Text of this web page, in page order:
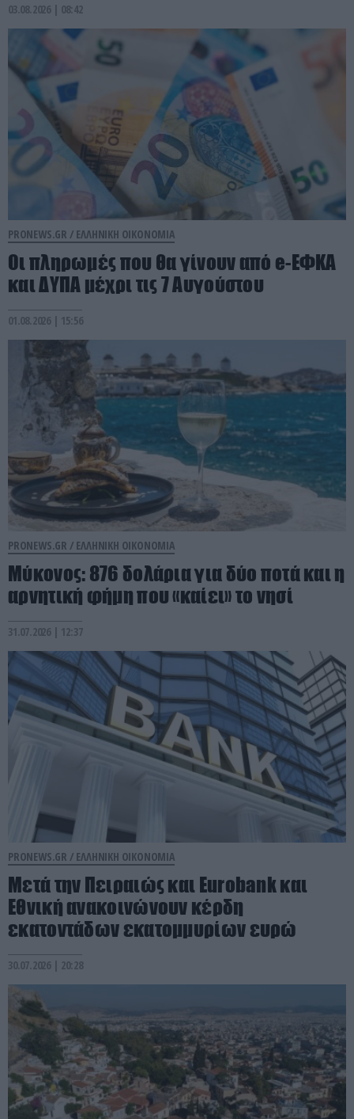
03.08.2026 | 08:42
PRONEWS.GR / ΕΛΛΗΝΙΚΗ ΟΙΚΟΝΟΜΙΑ
Οι πληρωμές που θα γίνουν από e-ΕΦΚΑ
και ΔΥΠΑ μέχρι τις 7 Αυγούστου
01.08.2026 | 15:56
PRONEWS.GR / ΕΛΛΗΝΙΚΗ ΟΙΚΟΝΟΜΙΑ
Μύκονος: 876 δολάρια για δύο ποτά και η
αρνητική φήμη που «καίει» το νησί
31.07.2026 | 12:37
PRONEWS.GR / ΕΛΛΗΝΙΚΗ ΟΙΚΟΝΟΜΙΑ
Μετά την Πειραιώς και Eurobank και
Εθνική ανακοινώνουν κέρδη
εκατοντάδων εκατομμυρίων ευρώ
30.07.2026 | 20:28